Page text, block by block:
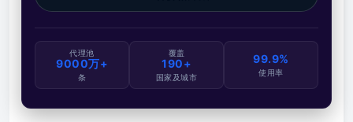
代理池
9000万+
条
覆盖
190+
国家及城市
99.9%
使用率